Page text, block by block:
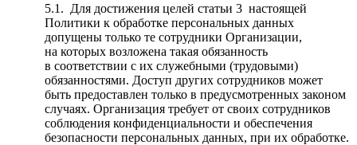
5.1. Для достижения целей статьи 3 настоящей
Политики к обработке персональных данных
допущены только те сотрудники Организации,
на которых возложена такая обязанность
в соответствии с их служебными (трудовыми)
обязанностями. Доступ других сотрудников может
быть предоставлен только в предусмотренных законом
случаях. Организация требует от своих сотрудников
соблюдения конфиденциальности и обеспечения
безопасности персональных данных, при их обработке.